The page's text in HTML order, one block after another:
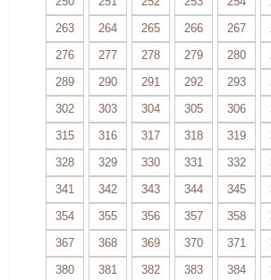
263
264 265 266 267
276
277 278 279 280
289
290 291 292 293
302
303 304 305 306
315
316 317 318 319
328
329 330 331 332
341
342 343 344 345
354
355 356 357 358
367
368 369 370 371
380
381 382 383 384